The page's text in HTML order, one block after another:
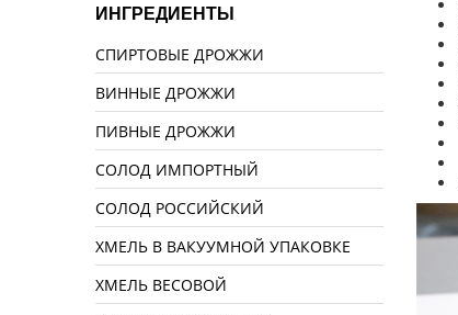
ИНГРЕДИЕНТЫ
СПИРТОВЫЕ ДРОЖЖИ
ВИННЫЕ ДРОЖЖИ
ПИВНЫЕ ДРОЖЖИ
СОЛОД ИМПОРТНЫЙ
СОЛОД РОССИЙСКИЙ
ХМЕЛЬ В ВАКУУМНОЙ УПАКОВКЕ
ХМЕЛЬ ВЕСОВОЙ